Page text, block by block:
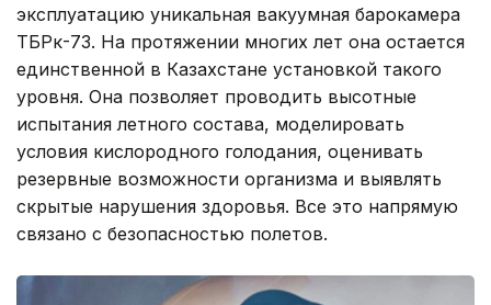
эксплуатацию уникальная вакуумная барокамера
ТБРк-73. На протяжении многих лет она остается
единственной в Казахстане установкой такого
уровня. Она позволяет проводить высотные
испытания летного состава, моделировать
условия кислородного голодания, оценивать
резервные возможности организма и выявлять
скрытые нарушения здоровья. Все это напрямую
связано с безопасностью полетов.